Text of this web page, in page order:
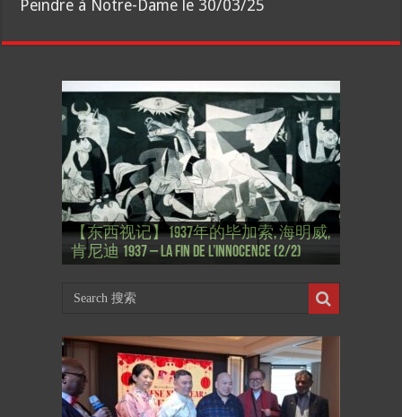
Peindre à Notre-Dame le 30/03/25
【东西视记】1937年的毕加索, 海明威,
肯尼迪 1937 – La fin de l’innocence (2/2)
【东西视记】1937年的毕加索, 海明威,
肯尼迪 1937 – La fin de l’innocence (1/2)
【东西视记】格蕾丝·凯莉 面对命运
Grace face à son destin
【东西视记】欧仁·德拉克鲁瓦 Eugène
Delacroix, d’Orient et d’Occident
【东西视记】皮尔·卡丹 Pierre Cardin –
La griffe de la modernité
【东西视记】法国央视: 拉格斐 超级
偶像 Karl Lagerfeld, une icône hors norme